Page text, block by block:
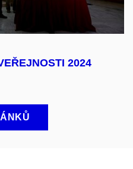
2024